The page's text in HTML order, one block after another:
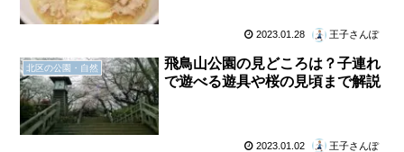
2023.01.28 王子さんぽ
北区の公園・自然
飛鳥山公園の見どころは？子連れ
で遊べる遊具や桜の見頃まで解説
2023.01.02 王子さんぽ